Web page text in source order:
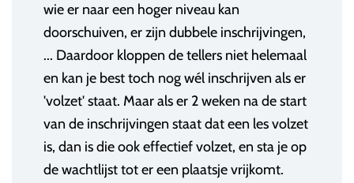
wie er naar een hoger niveau kan
doorschuiven, er zijn dubbele inschrijvingen,
... Daardoor kloppen de tellers niet helemaal
en kan je best toch nog wél inschrijven als er
'volzet' staat. Maar als er 2 weken na de start
van de inschrijvingen staat dat een les volzet
is, dan is die ook effectief volzet, en sta je op
de wachtlijst tot er een plaatsje vrijkomt.